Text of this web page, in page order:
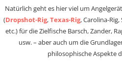
Natürlich geht es hier viel um
(Dropshot-Rig,Texas-Rig, Carolina-
etc.) für die Zielfische Barsch, Zander,
usw. – aber auch um die
philosophische Aspekte